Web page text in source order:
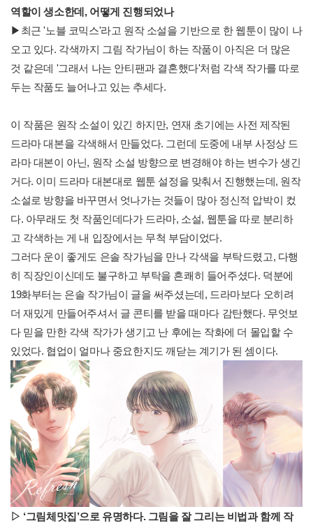
역할이 생소한데, 어떻게 진행되었나
▶최근 '노블 코믹스'라고 원작 소설을 기반으로 한 웹툰이 많이 나
오고 있다. 각색까지 그림 작가님이 하는 작품이 아직은 더 많은
것 같은데 '그래서 나는 안티팬과 결혼했다'처럼 각색 작가를 따로
두는 작품도 늘어나고 있는 추세다.
이 작품은 원작 소설이 있긴 하지만, 연재 초기에는 사전 제작된
드라마 대본을 각색해서 만들었다. 그런데 도중에 내부 사정상 드
라마 대본이 아닌, 원작 소설 방향으로 변경해야 하는 변수가 생긴
거다. 이미 드라마 대본대로 웹툰 설정을 맞춰서 진행했는데, 원작
소설로 방향을 바꾸면서 엇나가는 것들이 많아 정신적 압박이 컸
다. 아무래도 첫 작품인데다가 드라마, 소설, 웹툰을 따로 분리하
고 각색하는 게 내 입장에서는 무척 부담이었다.
그러다 운이 좋게도 은솔 작가님을 만나 각색을 부탁드렸고, 다행
히 직장인이신데도 불구하고 부탁을 흔쾌히 들어주셨다. 덕분에
19화부터는 은솔 작가님이 글을 써주셨는데, 드라마보다 오히려
더 재밌게 만들어주셔서 글 콘티를 받을 때마다 감탄했다. 무엇보
다 믿을 만한 각색 작가가 생기고 난 후에는 작화에 더 몰입할 수
있었다. 협업이 얼마나 중요한지도 깨닫는 계기가 된 셈이다.
▷ ‘그림체맛집’으로 유명하다. 그림을 잘 그리는 비법과 함께 작